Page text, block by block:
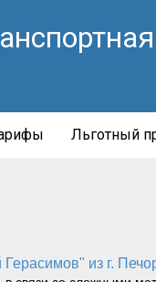
Льготный
Герасимов" из г.